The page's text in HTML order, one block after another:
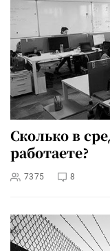
Сколько в
работаете?
7375 8